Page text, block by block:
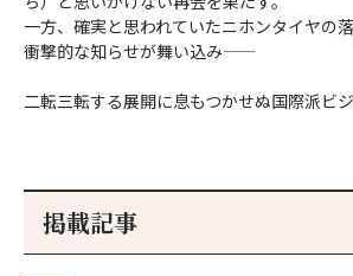
一方、確実と思われていたニホンタイヤの
衝撃的な知らせが舞い込み――
二転三転する展開に息もつかせぬ国際派
掲載記事